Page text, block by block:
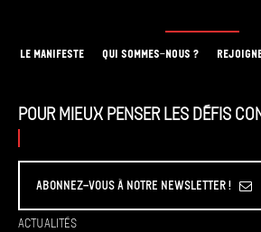
LE MANIFESTE QUI SOMMES-NOUS ?
Pour mieux penser les défis
Abonnez-vous à Notre Newsletter !
Actualités